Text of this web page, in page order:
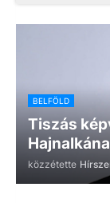
BELFÖLD
Tiszás
közzétette